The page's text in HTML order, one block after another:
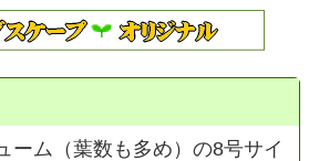
ーム（葉数も多め）の8号サイ